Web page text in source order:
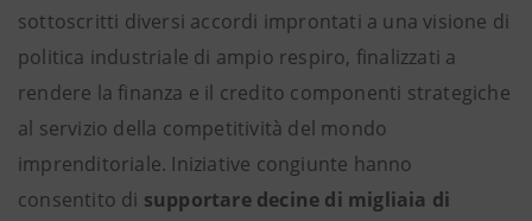
sottoscritti diversi accordi improntati a una visione di
politica industriale di ampio respiro, finalizzati a
rendere la finanza e il credito componenti strategiche
al servizio della competitività del mondo
imprenditoriale. Iniziative congiunte hanno
consentito di supportare decine di migliaia di